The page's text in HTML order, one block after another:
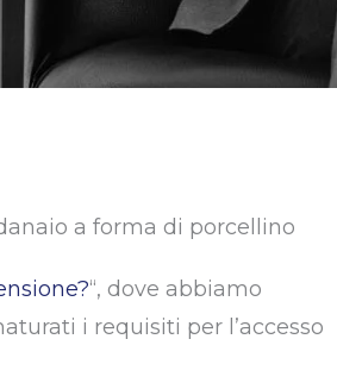
“, dove abbiamo
i requisiti per l’accesso